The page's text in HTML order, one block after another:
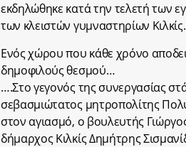
εκδηλώθηκε κατά την τελετή των
των κλειστών γυμναστηρίων Κιλκίς.
Ενός χώρου που κάθε χρόνο
δημοφιλούς θεσμού…
….Στο γεγονός της συνεργασίας
σεβασμιώτατος μητροπολίτης
στον αγιασμό, ο βουλευτής
δήμαρχος Κιλκίς Δημήτρης